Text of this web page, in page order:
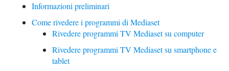
Informazioni preliminari
Come rivedere i programmi di Mediaset
Rivedere programmi TV Mediaset su computer
Rivedere programmi TV Mediaset su smartphone e
tablet